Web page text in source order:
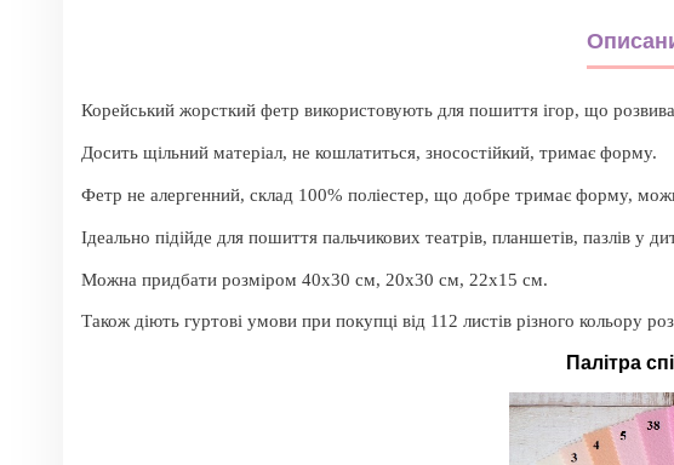
Корейський жорсткий фетр використовують для пошиття ігор, що
Досить щільний матеріал, не кошлатиться, зносостійкий, тримає форму.
Фетр не алергенний, склад 100% поліестер, що добре тримає форму,
Ідеально підійде для пошиття пальчикових театрів, планшетів, пазлів у
Можна придбати розміром 40х30 см, 20х30 см, 22х15 см.
Також діють гуртові умови при покупці від 112 листів різного кольору
Палітра